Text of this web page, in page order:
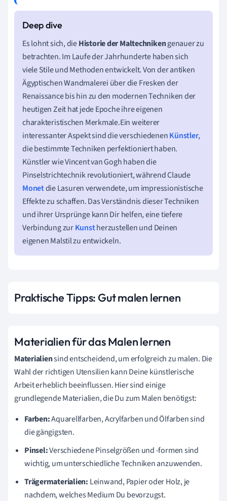
Es lohnt sich, dieHistorie der Maltechnikengenauer zu
betrachten. Im Laufe der Jahrhunderte haben sich
viele Stile und Methoden entwickelt. Von der antiken
Ägyptischen Wandmalerei über die Fresken der
Renaissance bis hin zu den modernen Techniken der
heutigen Zeit hat jede Epoche ihre eigenen
charakteristischen Merkmale.Ein weiterer
interessanter Aspekt sind die verschiedenenKünstler,
die bestimmte Techniken perfektioniert haben.
Künstler wie Vincent van Gogh haben die
Pinselstrichtechnik revolutioniert, während Claude
Monetdie Lasuren verwendete, um impressionistische
Effekte zu schaffen. Das Verständnis dieser Techniken
und ihrer Ursprünge kann Dir helfen, eine tiefere
Verbindung zurKunstherzustellen und Deinen
eigenen Malstil zu entwickeln.
Praktische Tipps: Gut malen lernen
Materialien für das Malen lernen
Materialiensind entscheidend, um erfolgreich zu malen. Die
Wahl der richtigen Utensilien kann Deine künstlerische
Arbeit erheblich beeinflussen. Hier sind einige
grundlegende Materialien, die Du zum Malen benötigst:
Farben:Aquarellfarben, Acrylfarben und Ölfarben sind
die gängigsten.
Pinsel:Verschiedene Pinselgrößen und -formen sind
wichtig, um unterschiedliche Techniken anzuwenden.
Trägermaterialien: Leinwand, Papier oder Holz, je
nachdem, welches Medium Du bevorzugst.